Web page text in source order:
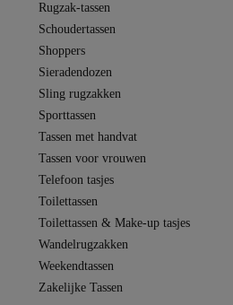
Rugzak-tassen
Schoudertassen
Shoppers
Sieradendozen
Sling rugzakken
Sporttassen
Tassen met handvat
Tassen voor vrouwen
Telefoon tasjes
Toilettassen
Toilettassen & Make-up tasjes
Wandelrugzakken
Weekendtassen
Zakelijke Tassen